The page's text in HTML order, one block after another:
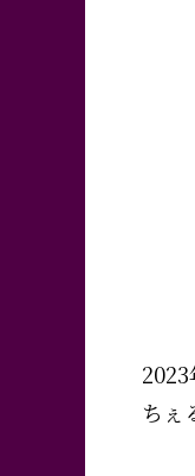
ちぇ